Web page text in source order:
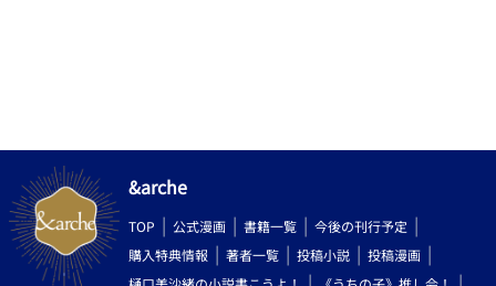
&arche
TOP 公式漫画 書籍一覧
今後の刊行予定
購入特典情報
著者一覧 投稿小説
投稿漫画